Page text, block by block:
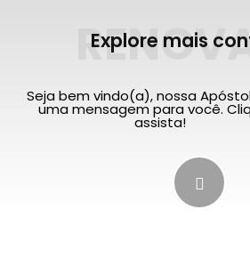
Explore mais
Seja bem vindo(a), nossa
uma mensagem para você.
assista!